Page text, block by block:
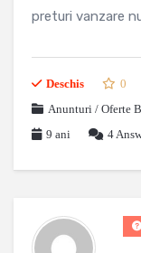
preturi vanzare
Deschis
0
Anunturi / Oferte
9 ani
4